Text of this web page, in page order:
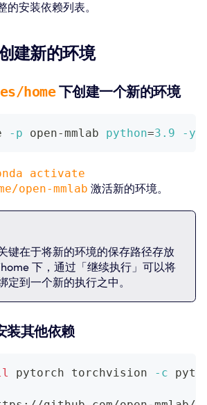
的安装依赖列表。
建新的环境
home下创建一个新的环境
-p open-mmlab python=3.9 -y
activate
open-mmlab 激活新的环境。
键在于将新的环境的保存路径存放
下，通过「继续执行」可以将
定到一个新的执行之中。
装其他依赖
pytorch torchvision -c